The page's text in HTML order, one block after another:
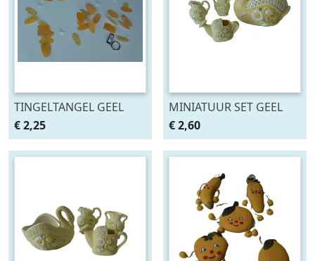
TINGELTANGEL GEEL
1,85 MTR NIEUW
€ 2,25
MINIATUUR SET GEEL
MET BLOEMEN met
ZWAAN 4 DLG Nieuw
€ 2,60